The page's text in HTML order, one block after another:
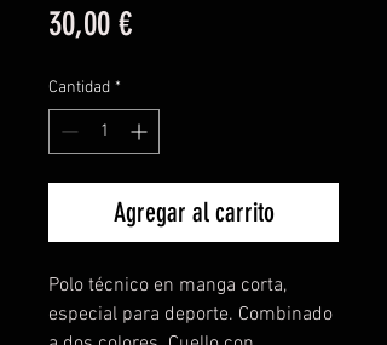
30,00 €Precio
Cantidad *
Agregar al carrito
Polo técnico en manga corta,
especial para deporte. Combinado